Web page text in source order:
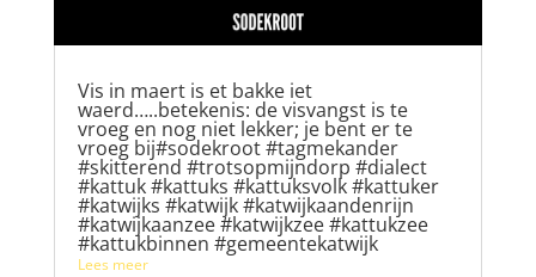
Vis in maert is et bakke iet
waerd…..betekenis: de visvangst is te
vroeg en nog niet lekker; je bent er te
vroeg bij#sodekroot #tagmekander
#skitterend #trotsopmijndorp #dialect
#kattuk #kattuks #kattuksvolk #kattuker
#katwijks #katwijk #katwijkaandenrijn
#katwijkaanzee #katwijkzee #kattukzee
#kattukbinnen #gemeentekatwijk
Lees meer